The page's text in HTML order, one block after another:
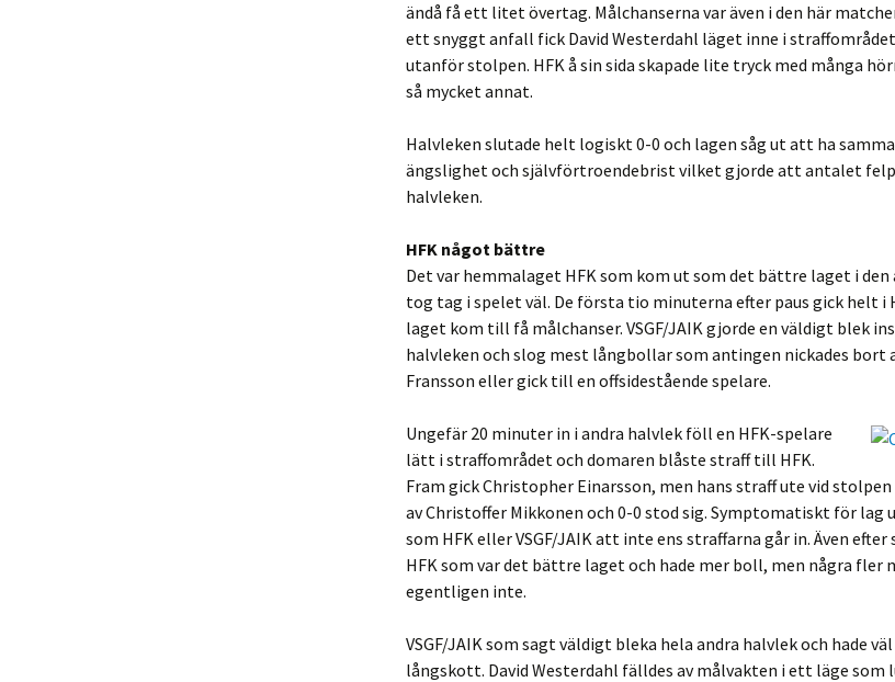
ändå få ett litet övertag. Målchanserna var även i den här
ett snyggt anfall fick David Westerdahl läget inne i
utanför stolpen. HFK å sin sida skapade lite tryck med många
så mycket annat.
Halvleken slutade helt logiskt 0-0 och lagen såg ut att ha
ängslighet och självförtroendebrist vilket gjorde att antalet
halvleken.
HFK något bättre
Det var hemmalaget HFK som kom ut som det bättre laget i den
tog tag i spelet väl. De första tio minuterna efter paus gick helt i
laget kom till få målchanser. VSGF/JAIK gjorde en väldigt blek
halvleken och slog mest långbollar som antingen nickades bort
Fransson eller gick till en offsidestående spelare.
Ungefär 20 minuter in i andra halvlek föll en HFK-spelare
lätt i straffområdet och domaren blåste straff till HFK.
Fram gick Christopher Einarsson, men hans straff ute vid stolpen
av Christoffer Mikkonen och 0-0 stod sig. Symptomatiskt för lag
som HFK eller VSGF/JAIK att inte ens straffarna går in. Även
HFK som var det bättre laget och hade mer boll, men några fler
egentligen inte.
VSGF/JAIK som sagt väldigt bleka hela andra halvlek och hade
långskott. David Westerdahl fälldes av målvakten i ett läge som